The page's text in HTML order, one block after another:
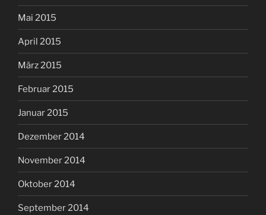
Mai 2015
April 2015
März 2015
Februar 2015
Januar 2015
Dezember 2014
November 2014
Oktober 2014
September 2014